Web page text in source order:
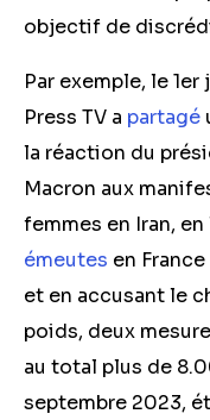
objectif de
Par exemple, le
Press TV a partagé
la réaction du
Macron aux
femmes en Iran,
émeutes en
et en accusant le
poids, deux
au total plus de
septembre 2023,